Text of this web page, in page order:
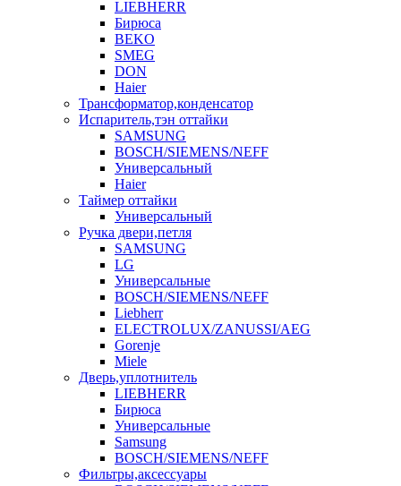
LIEBHERR
Бирюса
BEKO
SMEG
DON
Haier
Трансформатор,конденсатор
Испаритель,тэн оттайки
SAMSUNG
BOSCH/SIEMENS/NEFF
Универсальный
Haier
Таймер оттайки
Универсальный
Ручка двери,петля
SAMSUNG
LG
Универсальные
BOSCH/SIEMENS/NEFF
Liebherr
ELECTROLUX/ZANUSSI/AEG
Gorenje
Miele
Дверь,уплотнитель
LIEBHERR
Бирюса
Универсальные
Samsung
BOSCH/SIEMENS/NEFF
Фильтры,аксессуары